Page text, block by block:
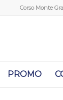
Corso Monte
PROMO